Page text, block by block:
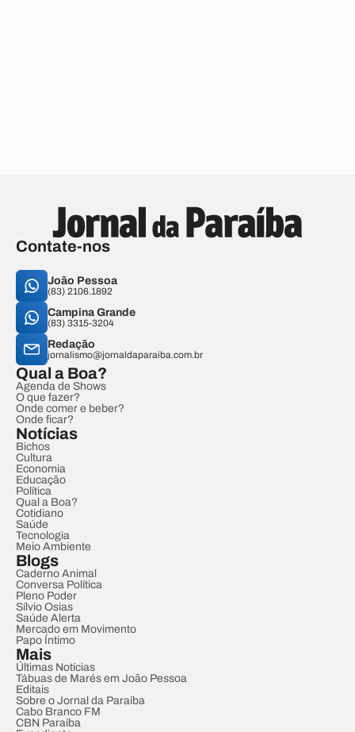
Contate-nos
João Pessoa
(83) 2106.1892
Campina Grande
(83) 3315-3204
Redação
jornalismo@jornaldaparaiba.com.br
Qual a Boa?
Agenda de Shows
O que fazer?
Onde comer e beber?
Onde ficar?
Notícias
Bichos
Cultura
Economia
Educação
Política
Qual a Boa?
Cotidiano
Saúde
Tecnologia
Meio Ambiente
Blogs
Caderno Animal
Conversa Política
Pleno Poder
Sílvio Osias
Saúde Alerta
Mercado em Movimento
Papo Íntimo
Mais
Últimas Notícias
Tábuas de Marés em João Pessoa
Editais
Sobre o Jornal da Paraíba
Cabo Branco FM
CBN Paraíba